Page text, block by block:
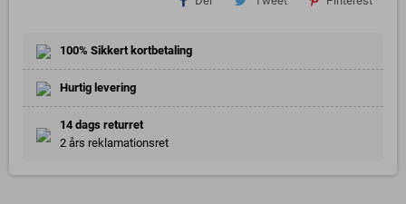
100% Sikkert kortbetaling
Hurtig levering
14 dags returret
2 års reklamationsret